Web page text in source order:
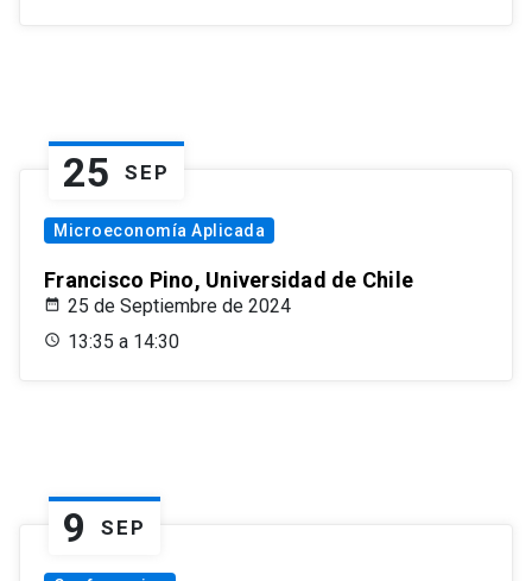
25 SEP
Microeconomía Aplicada
Francisco Pino, Universidad de Chile
25 de Septiembre de 2024
13:35 a 14:30
9 SEP